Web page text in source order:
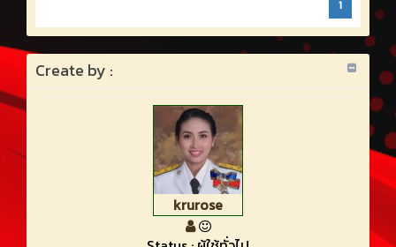
1
Create by :
krurose